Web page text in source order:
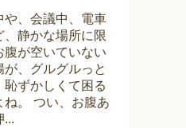
や、会議中、電車
、静かな場所に限
腹が空いていない
が、グルグルっと
恥ずかしくて困る
ね。 つい、お腹あ
...